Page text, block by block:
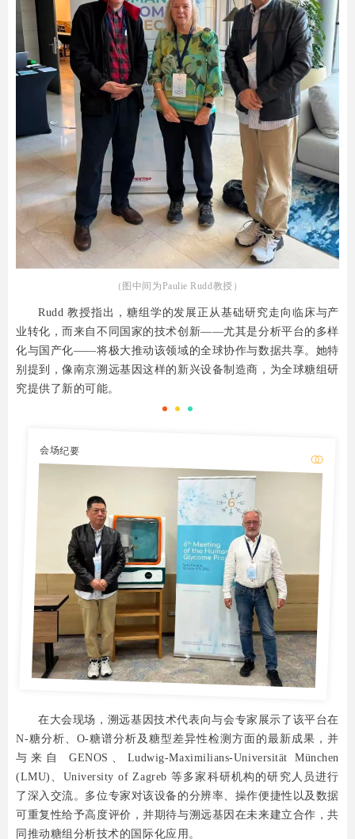
（图中间为Paulie Rudd教授）
Rudd 教授指出，糖组学的发展正从基础研究走向临床与产
业转化，而来自不同国家的技术创新——尤其是分析平台的多样
化与国产化——将极大推动该领域的全球协作与数据共享。她特
别提到，像南京溯远基因这样的新兴设备制造商，为全球糖组研
究提供了新的可能。
会场纪要
在大会现场，溯远基因技术代表向与会专家展示了该平台在
N-糖分析、O-糖谱分析及糖型差异性检测方面的最新成果，并
与来自 GENOS、Ludwig-Maximilians-Universität München
(LMU)、University of Zagreb 等多家科研机构的研究人员进行
了深入交流。多位专家对该设备的分辨率、操作便捷性以及数据
可重复性给予高度评价，并期待与溯远基因在未来建立合作，共
同推动糖组分析技术的国际化应用。